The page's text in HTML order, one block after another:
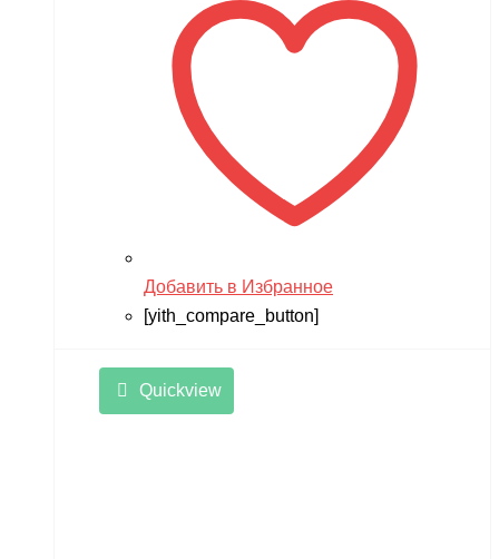
Добавить в Избранное
[yith_compare_button]
Quickview